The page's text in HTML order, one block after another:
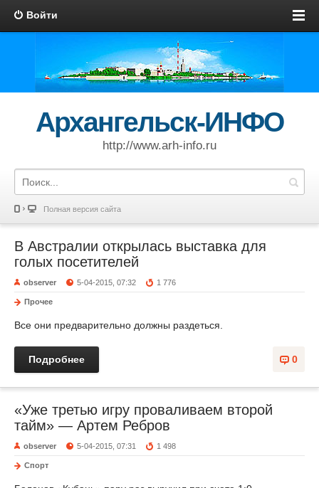
Войти
Архангельск-ИНФО
http://www.arh-info.ru
Полная версия сайта
В Австралии открылась выставка для
голых посетителей
observer 5-04-2015, 07:32 1 776
Прочее
Все они предварительно должны раздеться.
0
Подробнее
«Уже третью игру проваливаем второй
тайм» — Артем Ребров
observer 5-04-2015, 07:31 1 498
Спорт